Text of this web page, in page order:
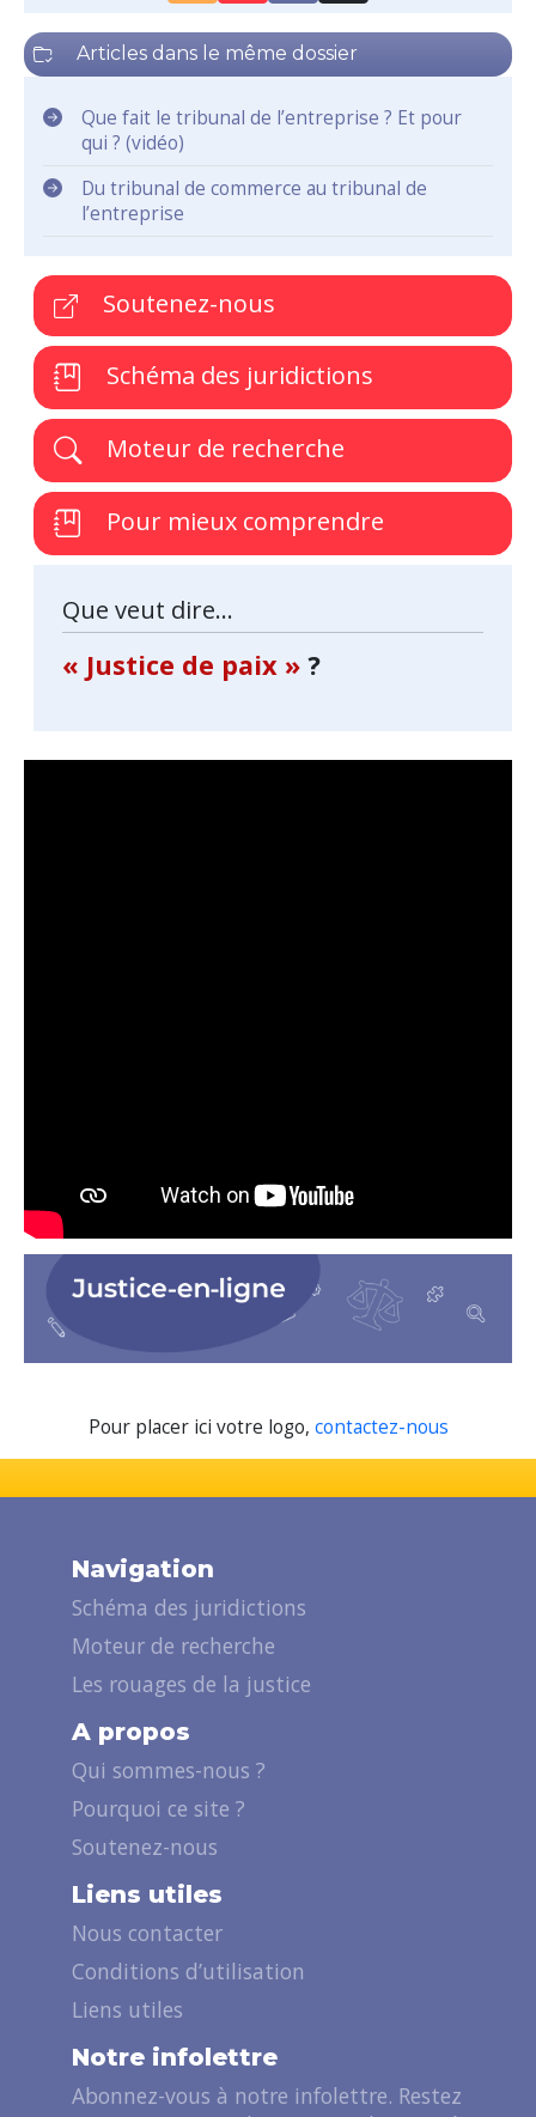
Articles dans le même dossier
Que fait le tribunal de l’entreprise ? Et pour
qui ? (vidéo)
Du tribunal de commerce au tribunal de
l’entreprise
Soutenez-nous
Schéma des juridictions
Moteur de recherche
Pour mieux comprendre
Que veut dire...
« Justice de paix » ?
Pour placer ici votre logo, contactez-nous
Navigation
Schéma des juridictions
Moteur de recherche
Les rouages de la justice
A propos
Qui sommes-nous ?
Pourquoi ce site ?
Soutenez-nous
Liens utiles
Nous contacter
Conditions d’utilisation
Liens utiles
Notre infolettre
Abonnez-vous à notre infolettre. Restez